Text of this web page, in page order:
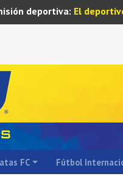
deportiva: El
FC Fútbol